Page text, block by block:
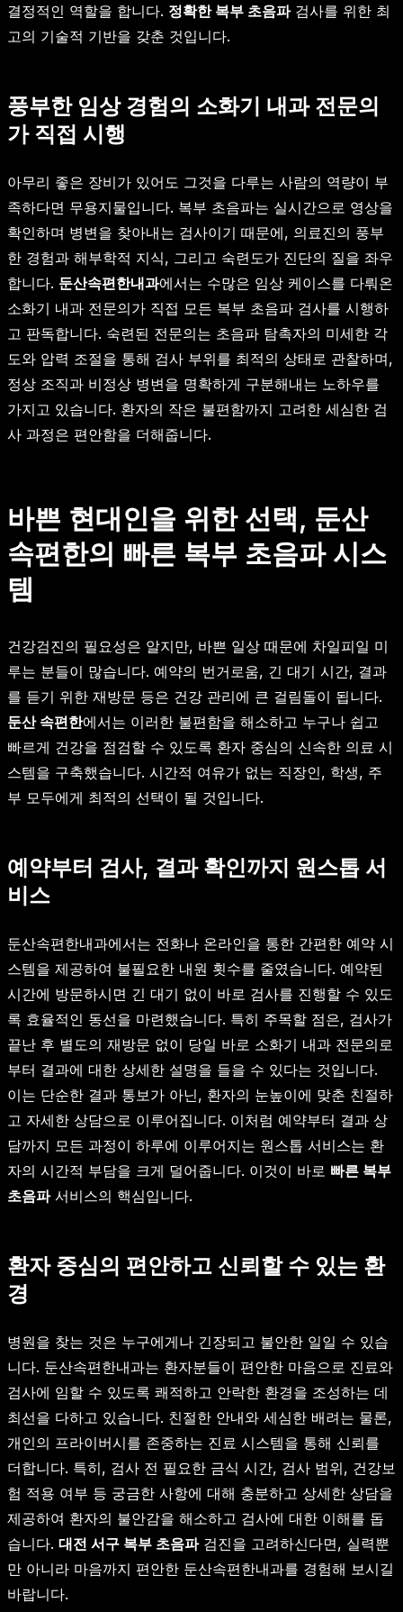
결정적인 역할을 합니다. 정확한 복부 초음파검사를 위한 최
고의 기술적 기반을 갖춘 것입니다.
풍부한 임상 경험의 소화기 내과 전문의
가 직접 시행
아무리 좋은 장비가 있어도 그것을 다루는 사람의 역량이 부
족하다면 무용지물입니다. 복부 초음파는 실시간으로 영상을
확인하며 병변을 찾아내는 검사이기 때문에, 의료진의 풍부
한 경험과 해부학적 지식, 그리고 숙련도가 진단의 질을 좌우
합니다. 둔산속편한내과에서는 수많은 임상 케이스를 다뤄온
소화기 내과 전문의가 직접 모든 복부 초음파 검사를 시행하
고 판독합니다. 숙련된 전문의는 초음파 탐촉자의 미세한 각
도와 압력 조절을 통해 검사 부위를 최적의 상태로 관찰하며,
정상 조직과 비정상 병변을 명확하게 구분해내는 노하우를
가지고 있습니다. 환자의 작은 불편함까지 고려한 세심한 검
사 과정은 편안함을 더해줍니다.
바쁜 현대인을 위한 선택, 둔산
속편한의 빠른 복부 초음파 시스
템
건강검진의 필요성은 알지만, 바쁜 일상 때문에 차일피일 미
루는 분들이 많습니다. 예약의 번거로움, 긴 대기 시간, 결과
를 듣기 위한 재방문 등은 건강 관리에 큰 걸림돌이 됩니다.
둔산 속편한에서는 이러한 불편함을 해소하고 누구나 쉽고
빠르게 건강을 점검할 수 있도록 환자 중심의 신속한 의료 시
스템을 구축했습니다. 시간적 여유가 없는 직장인, 학생, 주
부 모두에게 최적의 선택이 될 것입니다.
예약부터 검사, 결과 확인까지 원스톱 서
비스
둔산속편한내과에서는 전화나 온라인을 통한 간편한 예약 시
스템을 제공하여 불필요한 내원 횟수를 줄였습니다. 예약된
시간에 방문하시면 긴 대기 없이 바로 검사를 진행할 수 있도
록 효율적인 동선을 마련했습니다. 특히 주목할 점은, 검사가
끝난 후 별도의 재방문 없이 당일 바로 소화기 내과 전문의로
부터 결과에 대한 상세한 설명을 들을 수 있다는 것입니다.
이는 단순한 결과 통보가 아닌, 환자의 눈높이에 맞춘 친절하
고 자세한 상담으로 이루어집니다. 이처럼 예약부터 결과 상
담까지 모든 과정이 하루에 이루어지는 원스톱 서비스는 환
자의 시간적 부담을 크게 덜어줍니다. 이것이 바로 빠른 복부
초음파서비스의 핵심입니다.
환자 중심의 편안하고 신뢰할 수 있는 환
경
병원을 찾는 것은 누구에게나 긴장되고 불안한 일일 수 있습
니다. 둔산속편한내과는 환자분들이 편안한 마음으로 진료와
검사에 임할 수 있도록 쾌적하고 안락한 환경을 조성하는 데
최선을 다하고 있습니다. 친절한 안내와 세심한 배려는 물론,
개인의 프라이버시를 존중하는 진료 시스템을 통해 신뢰를
더합니다. 특히, 검사 전 필요한 금식 시간, 검사 범위, 건강보
험 적용 여부 등 궁금한 사항에 대해 충분하고 상세한 상담을
제공하여 환자의 불안감을 해소하고 검사에 대한 이해를 돕
습니다. 대전 서구 복부 초음파검진을 고려하신다면, 실력뿐
만 아니라 마음까지 편안한 둔산속편한내과를 경험해 보시길
바랍니다.